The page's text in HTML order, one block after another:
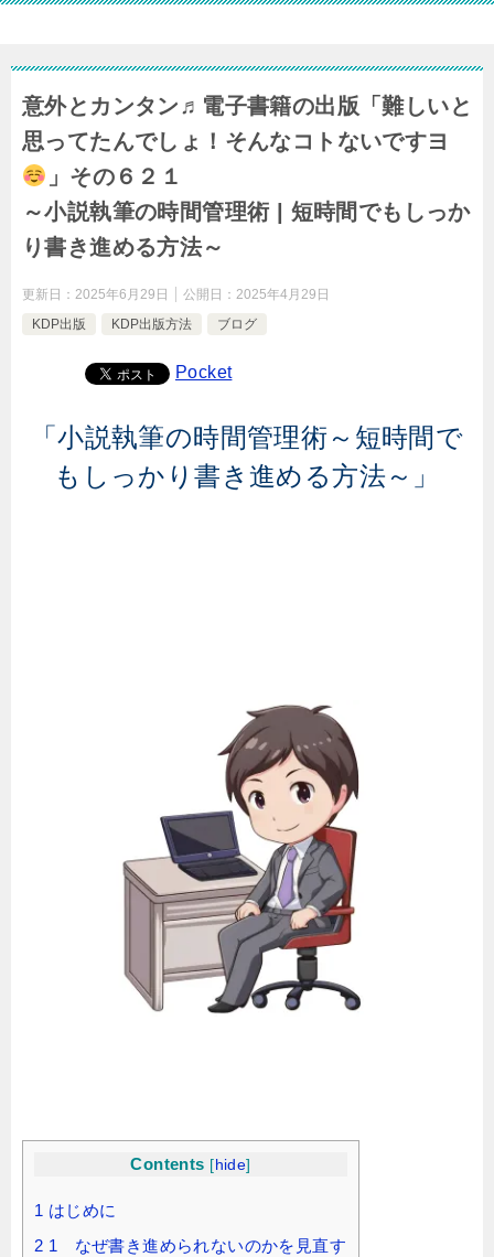
意外とカンタン♬電子書籍の出版「難しいと
思ってたんでしょ！そんなコトないですヨ
」その６２１
～小説執筆の時間管理術 | 短時間でもしっか
り書き進める方法～
更新日： 2025年6月29日 公開日： 2025年4月29日
KDP出版
KDP出版方法 ブログ
Pocket
「小説執筆の時間管理術～短時間で
もしっかり書き進める方法～」
Contents [ hide]
1 はじめに
2 1 なぜ書き進められないのかを見直す